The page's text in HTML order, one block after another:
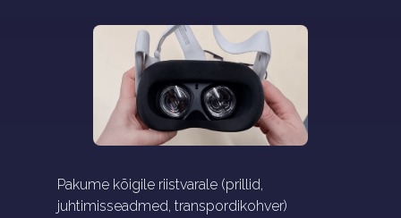
Pakume kõigile riistvarale (prillid,
juhtimisseadmed, transpordikohver)